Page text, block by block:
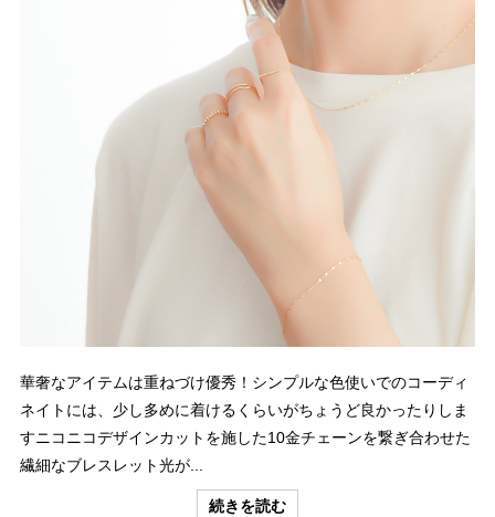
華奢なアイテムは重ねづけ優秀！シンプルな色使いでのコーディ
ネイトには、少し多めに着けるくらいがちょうど良かったりしま
すニコニコデザインカットを施した10金チェーンを繋ぎ合わせた
繊細なブレスレット光が...
続きを読む